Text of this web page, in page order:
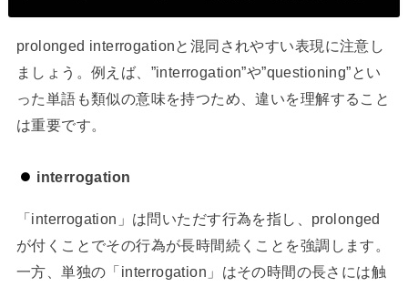
prolonged interrogationと混同されやすい表現に注意し
ましょう。例えば、”interrogation”や”questioning”とい
った単語も類似の意味を持つため、違いを理解すること
は重要です。
interrogation
「interrogation」は問いただす行為を指し、prolonged
が付くことでその行為が長時間続くことを強調します。
一方、単独の「interrogation」はその時間の長さには触